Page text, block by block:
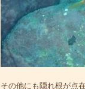
その他にも隠れ根が点